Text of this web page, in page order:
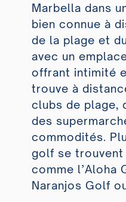
Marbella dans
bien connue à
de la plage et
avec un
offrant intimité
trouve à
clubs de plage,
des
commodités.
golf se trouvent
comme l’Aloha
Naranjos Golf